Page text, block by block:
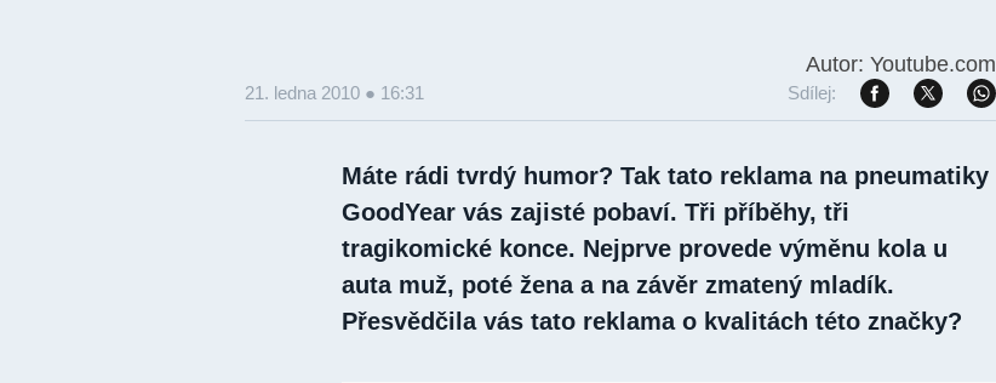
Autor: Youtube.com
21. ledna 2010 ● 16:31 Sdílej:
Máte rádi tvrdý humor? Tak tato reklama na pneumatiky
GoodYear vás zajisté pobaví. Tři příběhy, tři
tragikomické konce. Nejprve provede výměnu kola u
auta muž, poté žena a na závěr zmatený mladík.
Přesvědčila vás tato reklama o kvalitách této značky?